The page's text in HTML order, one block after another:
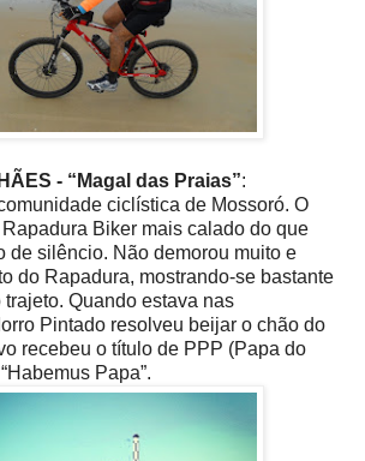
- “Magal das Praias”:
ciclística de Mossoró. O
Biker mais calado do que
de silêncio. Não demorou muito e
do Rapadura, mostrando-se bastante
Quando estava nas
Pintado resolveu beijar o chão do
recebeu o título de PPP (Papa do
Papa”.